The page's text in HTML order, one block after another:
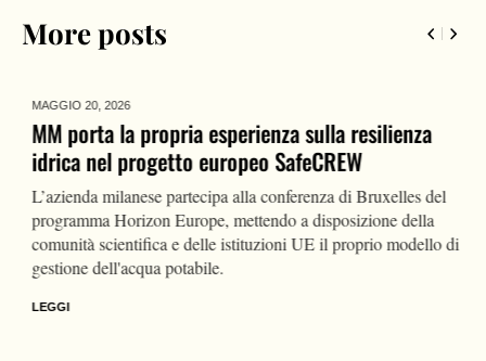
More posts
MAGGIO 20,2026
MM porta la propria esperienza sulla resilienza
idrica nel progetto europeo SafeCREW
L’azienda milanese partecipa alla conferenza di Bruxelles del
programma Horizon Europe, mettendo a disposizione della
comunità scientifica e delle istituzioni UE il proprio modello di
gestione dell'acqua potabile.
LEGGI